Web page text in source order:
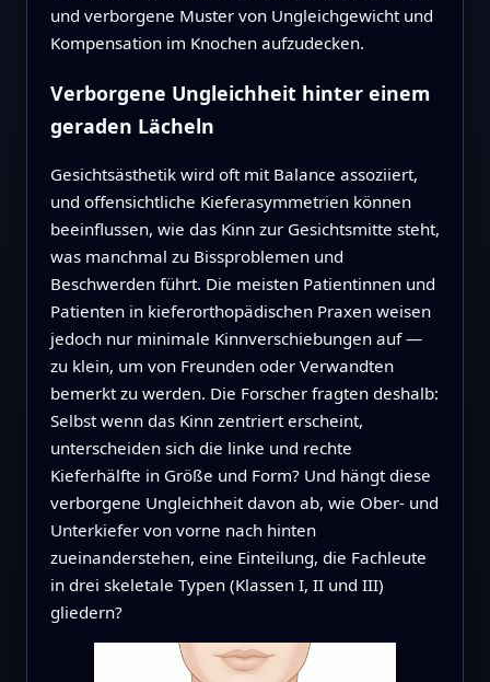
und verborgene Muster von Ungleichgewicht und
Kompensation im Knochen aufzudecken.
Verborgene Ungleichheit hinter einem
geraden Lächeln
Gesichtsästhetik wird oft mit Balance assoziiert,
und offensichtliche Kieferasymmetrien können
beeinflussen, wie das Kinn zur Gesichtsmitte steht,
was manchmal zu Bissproblemen und
Beschwerden führt. Die meisten Patientinnen und
Patienten in kieferorthopädischen Praxen weisen
jedoch nur minimale Kinnverschiebungen auf —
zu klein, um von Freunden oder Verwandten
bemerkt zu werden. Die Forscher fragten deshalb:
Selbst wenn das Kinn zentriert erscheint,
unterscheiden sich die linke und rechte
Kieferhälfte in Größe und Form? Und hängt diese
verborgene Ungleichheit davon ab, wie Ober‑ und
Unterkiefer von vorne nach hinten
zueinanderstehen, eine Einteilung, die Fachleute
in drei skeletale Typen (Klassen I, II und III)
gliedern?